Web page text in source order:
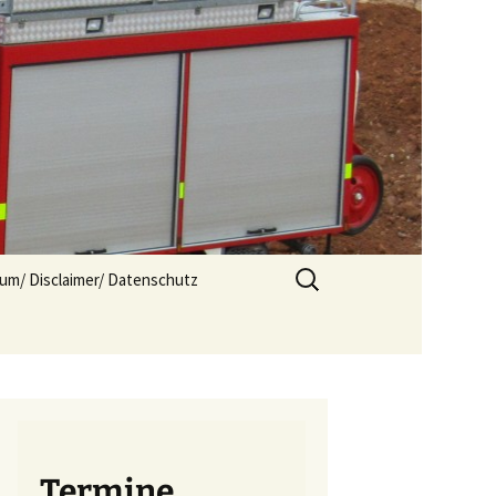
Disclaimer/ Datenschutz
Suchen
nach: